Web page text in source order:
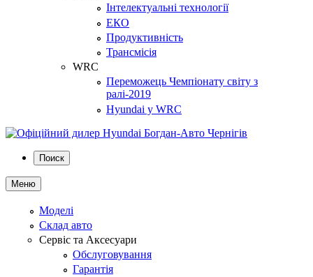
Інтелектуальні технології
ЕКО
Продуктивність
Трансмісія
WRC
Переможець Чемпіонату світу з
ралі-2019
Hyundai у WRC
Поиск
Меню
Моделі
Склад авто
Сервіс та Аксесуари
Обслуговування
Гарантія